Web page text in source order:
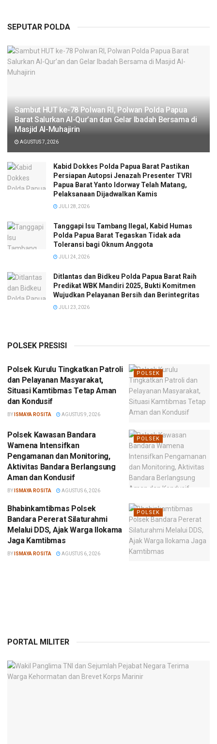
SEPUTAR POLDA
Sambut HUT ke-78 Polwan RI, Polwan Polda Papua
Barat Salurkan Al-Qur’an dan Gelar Ibadah Bersama di
Masjid Al-Muhajirin
AGUSTUS 7, 2026
Kabid Dokkes Polda Papua Barat Pastikan
Persiapan Autopsi Jenazah Presenter TVRI
Papua Barat Yanto Idorway Telah Matang,
Pelaksanaan Dijadwalkan Kamis
JULI 28, 2026
Tanggapi Isu Tambang Ilegal, Kabid Humas
Polda Papua Barat Tegaskan Tidak ada
Toleransi bagi Oknum Anggota
JULI 24, 2026
Ditlantas dan Bidkeu Polda Papua Barat Raih
Predikat WBK Mandiri 2025, Bukti Komitmen
Wujudkan Pelayanan Bersih dan Berintegritas
JULI 23, 2026
POLSEK PRESISI
POLSEK
Polsek Kurulu Tingkatkan Patroli
dan Pelayanan Masyarakat,
Situasi Kamtibmas Tetap Aman
dan Kondusif
BY ISMAYA ROSITA AGUSTUS 9, 2026
POLSEK
Polsek Kawasan Bandara
Wamena Intensifkan
Pengamanan dan Monitoring,
Aktivitas Bandara Berlangsung
Aman dan Kondusif
BY ISMAYA ROSITA AGUSTUS 6, 2026
POLSEK
Bhabinkamtibmas Polsek
Bandara Pererat Silaturahmi
Melalui DDS, Ajak Warga Ilokama
Jaga Kamtibmas
BY ISMAYA ROSITA AGUSTUS 6, 2026
PORTAL MILITER